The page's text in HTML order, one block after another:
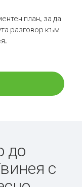
план, за да
разговор към
до
с